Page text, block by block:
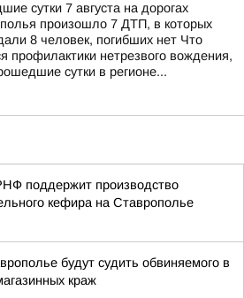
сутки 7 августа на дорогах
произошло 7 ДТП, в которых
8 человек, погибших нет Что
профилактики нетрезвого вождения,
сутки в регионе...
поддержит производство
кефира на Ставрополье
будут судить обвиняемого в
краж